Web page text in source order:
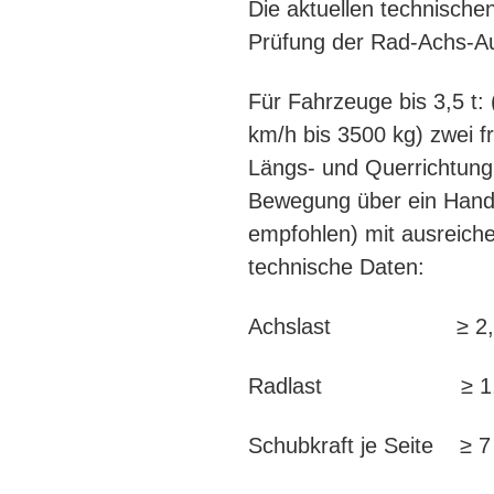
Die aktuellen
Prüfung der Rad-Achs-
Für Fahrzeuge bis 3,5
km/h bis 3500 kg) zwei
Längs- und
Bewegung über ein
empfohlen) mit
technische Daten:
Achslast ≥
Radlast ≥
Schubkraft je Seite ≥ 7